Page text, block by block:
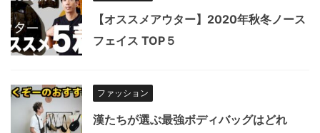
【オススメアウター】2020年秋冬ノース
フェイス TOP５
ファッション
漢たちが選ぶ最強ボディバッグはどれ